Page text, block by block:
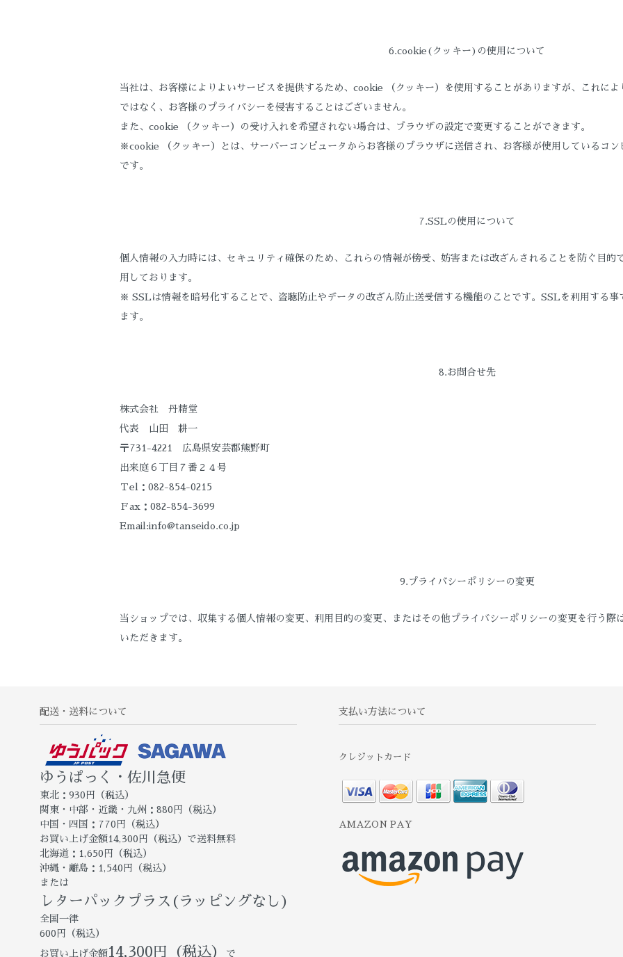
6.cookie(クッキー)の使用について
当社は、お客様によりよいサービスを提供するため、cookie （クッキー）を使用することがありますが、これに
ではなく、お客様のプライバシーを侵害することはございません。
また、cookie （クッキー）の受け入れを希望されない場合は、ブラウザの設定で変更することができます。
※cookie （クッキー）とは、サーバーコンピュータからお客様のブラウザに送信され、お客様が使用しているコ
です。
7.SSLの使用について
個人情報の入力時には、セキュリティ確保のため、これらの情報が傍受、妨害または改ざんされることを防ぐ目
用しております。
※ SSLは情報を暗号化することで、盗聴防止やデータの改ざん防止送受信する機能のことです。SSLを利用する
ます。
8.お問合せ先
株式会社 丹精堂
代表 山田 耕一
〒731-4221 広島県安芸郡熊野町
出来庭６丁目７番２４号
Ｔel：082-854-0215
Ｆax：082-854-3699
Email:info@tanseido.co.jp
9.プライバシーポリシーの変更
当ショップでは、収集する個人情報の変更、利用目的の変更、またはその他プライバシーポリシーの変更を行う際
いただきます。
配送・送料について
ゆうぱっく・佐川急便
東北：930円（税込）
関東・中部・近畿・九州：880円（税込）
中国・四国：770円（税込）
お買い上げ金額14,300円（税込）で送料無料
北海道：1,650円（税込）
沖縄・離島：1,540円（税込）
または
レターパックプラス(ラッピングなし)
全国一律
600円（税込）
お買い上げ金額14,300円（税込） で
支払い方法について
クレジットカード
AMAZON PAY